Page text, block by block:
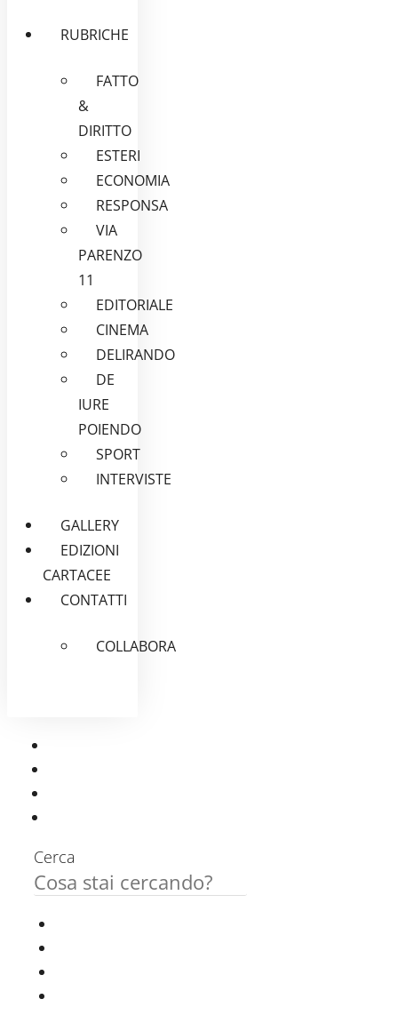
RUBRICHE
FATTO
&
DIRITTO
ESTERI
ECONOMIA
RESPONSA
VIA
PARENZO
11
EDITORIALE
CINEMA
DELIRANDO
DE
IURE
POIENDO
SPORT
INTERVISTE
GALLERY
EDIZIONI
CARTACEE
CONTATTI
COLLABORA
Cerca